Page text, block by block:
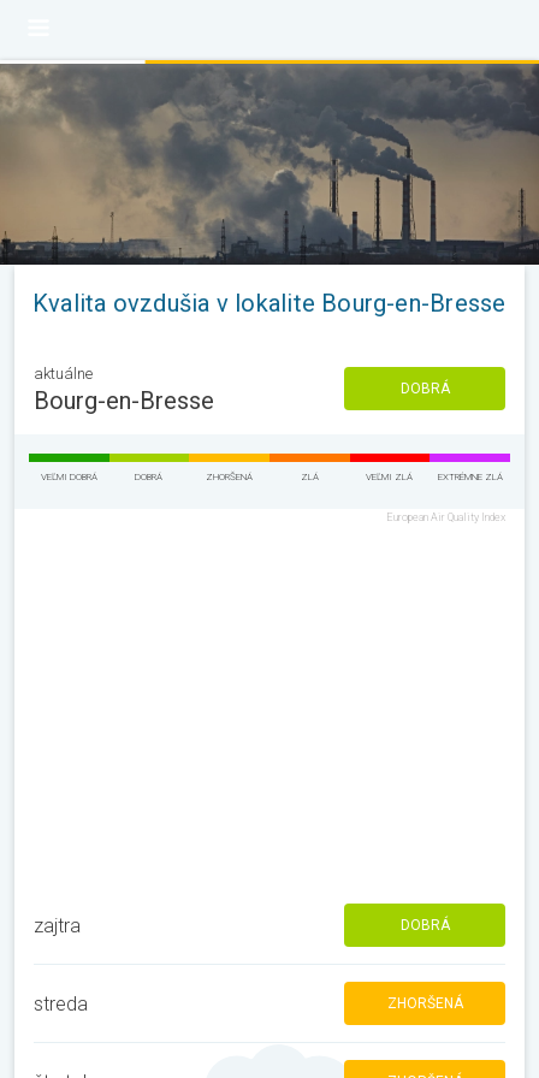
Kvalita ovzdušia v lokalite Bourg-en-Bresse
aktuálne
Bourg-en-Bresse DOBRÁ
VEĽMI DOBRÁ DOBRÁ ZHORŠENÁ ZLÁ VEĽMI ZLÁ EXTRÉMNE ZLÁ
European Air Quality Index
zajtra DOBRÁ
streda ZHORŠENÁ